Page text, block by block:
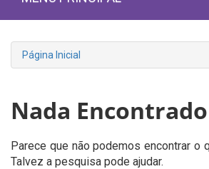
Página Inicial
Nada Encontrado
Parece que não podemos encontrar o
Talvez a pesquisa pode ajudar.